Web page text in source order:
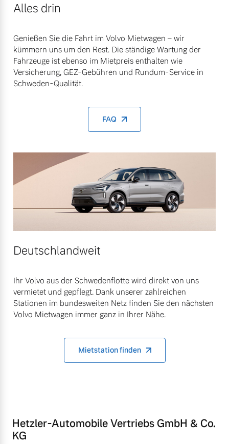
Alles drin
Genießen Sie die Fahrt im Volvo Mietwagen – wir
kümmern uns um den Rest. Die ständige Wartung der
Fahrzeuge ist ebenso im Mietpreis enthalten wie
Versicherung, GEZ-Gebühren und Rundum-Service in
Schweden-Qualität.
FAQ
Deutschlandweit
Ihr Volvo aus der Schwedenflotte wird direkt von uns
vermietet und gepflegt. Dank unserer zahlreichen
Stationen im bundesweiten Netz finden Sie den nächsten
Volvo Mietwagen immer ganz in Ihrer Nähe.
Mietstation finden
Hetzler-Automobile Vertriebs GmbH & Co.
KG